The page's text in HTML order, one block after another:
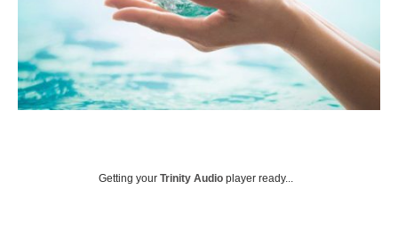
Getting your Trinity Audio player ready...